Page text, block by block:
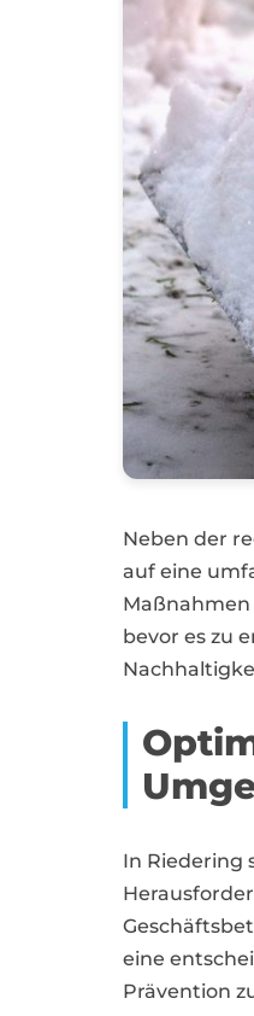
Neben der
auf eine
bevor es zu
In Riedering
eine
Prävention